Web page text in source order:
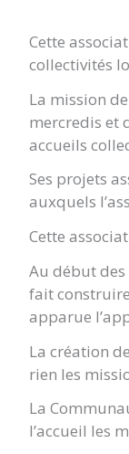
Cette
collectivités
La mission
mercredis et
accueils
Ses projets
auxquels
Cette
Au début des
fait
apparue
La création
rien les
La
l’accueil les